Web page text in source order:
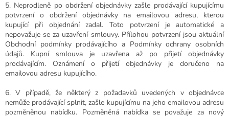
5. Neprodleně po obdržení objednávky zašle prodávající kupujícímu
potvrzení o obdržení objednávky na emailovou adresu, kterou
kupující při objednání zadal. Toto potvrzení je automatické a
nepovažuje se za uzavření smlouvy. Přílohou potvrzení jsou aktuální
Obchodní podmínky prodávajícího a Podmínky ochrany osobních
údajů. Kupní smlouva je uzavřena až po přijetí objednávky
prodávajícím. Oznámení o přijetí objednávky je doručeno na
emailovou adresu kupujícího.
6. V případě, že některý z požadavků uvedených v objednávce
nemůže prodávající splnit, zašle kupujícímu na jeho emailovou adresu
pozměněnou nabídku. Pozměněná nabídka se považuje za nový